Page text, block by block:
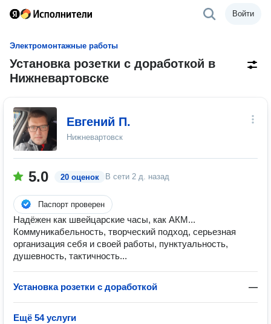
Войти
Электромонтажные работы
Установка розетки с доработкой в
Нижневартовске
Евгений П.
Нижневартовск
5.0 20 оценок В сети 2 д. назад
Паспорт проверен
Надёжен как швейцарские часы, как АКМ...
Коммуникабельность, творческий подход, серьезная
организация себя и своей работы, пунктуальность,
душевность, тактичность...
Установка розетки с доработкой —
Ещё 54 услуги